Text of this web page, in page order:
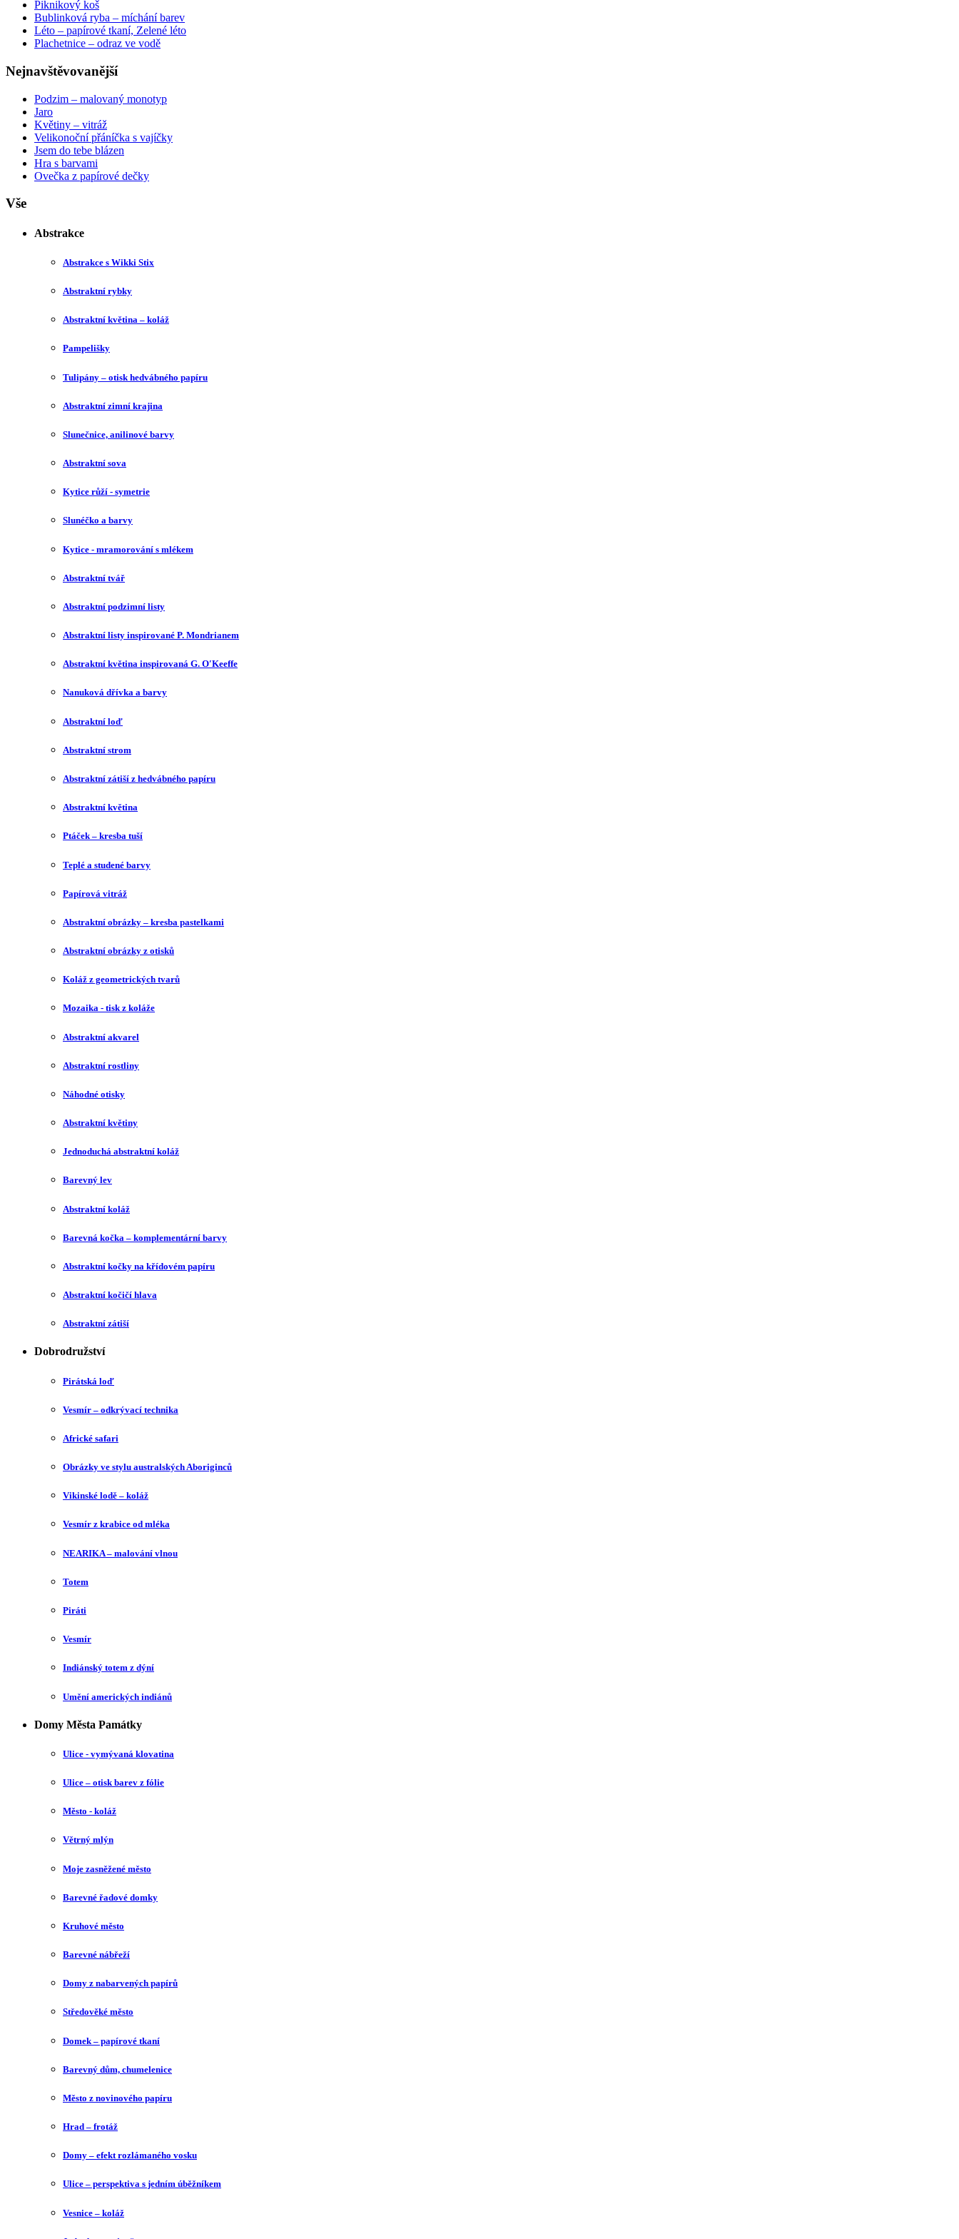
Piknikový koš
Bublinková ryba – míchání barev
Léto – papírové tkaní, Zelené léto
Plachetnice – odraz ve vodě
Nejnavštěvovanější
Podzim – malovaný monotyp
Jaro
Květiny – vitráž
Velikonoční přáníčka s vajíčky
Jsem do tebe blázen
Hra s barvami
Ovečka z papírové dečky
Vše
Abstrakce
Abstrakce s Wikki Stix
Abstraktní rybky
Abstraktní květina – koláž
Pampelišky
Tulipány – otisk hedvábného papíru
Abstraktní zimní krajina
Slunečnice, anilinové barvy
Abstraktní sova
Kytice růží - symetrie
Slunéčko a barvy
Kytice - mramorování s mlékem
Abstraktní tvář
Abstraktní podzimní listy
Abstraktní listy inspirované P. Mondrianem
Abstraktní květina inspirovaná G. O′Keeffe
Nanuková dřívka a barvy
Abstraktní loď
Abstraktní strom
Abstraktní zátiší z hedvábného papíru
Abstraktní květina
Ptáček – kresba tuší
Teplé a studené barvy
Papírová vitráž
Abstraktní obrázky – kresba pastelkami
Abstraktní obrázky z otisků
Koláž z geometrických tvarů
Mozaika - tisk z koláže
Abstraktní akvarel
Abstraktní rostliny
Náhodné otisky
Abstraktní květiny
Jednoduchá abstraktní koláž
Barevný lev
Abstraktní koláž
Barevná kočka – komplementární barvy
Abstraktní kočky na křídovém papíru
Abstraktní kočičí hlava
Abstraktní zátiší
Dobrodružství
Pirátská loď
Vesmír – odkrývací technika
Africké safari
Obrázky ve stylu australských Aboriginců
Vikinské lodě – koláž
Vesmír z krabice od mléka
NEARIKA – malování vlnou
Totem
Piráti
Vesmír
Indiánský totem z dýní
Umění amerických indiánů
Domy Města Památky
Ulice - vymývaná klovatina
Ulice – otisk barev z fólie
Město - koláž
Větrný mlýn
Moje zasněžené město
Barevné řadové domky
Kruhové město
Barevné nábřeží
Domy z nabarvených papírů
Středověké město
Domek – papírové tkaní
Barevný dům, chumelenice
Město z novinového papíru
Hrad – frotáž
Domy – efekt rozlámaného vosku
Ulice – perspektiva s jedním úběžníkem
Vesnice – koláž